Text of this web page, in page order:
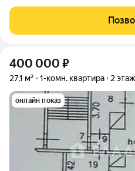
косметическим ремонтом и
400 000 ₽
27,1 м² 1-комн. квартира 2
онлайн показ